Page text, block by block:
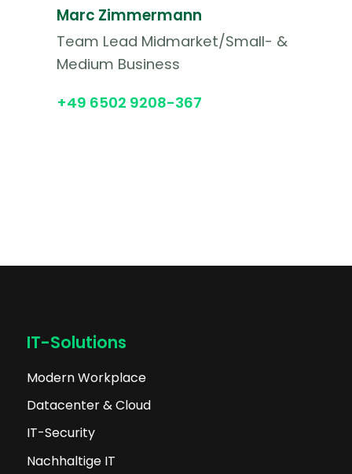
Marc Zimmermann
Team Lead Midmarket/Small- &
Medium Business
+49 6502 9208-367
IT-Solutions
Modern Workplace
Datacenter & Cloud
IT-Security
Nachhaltige IT